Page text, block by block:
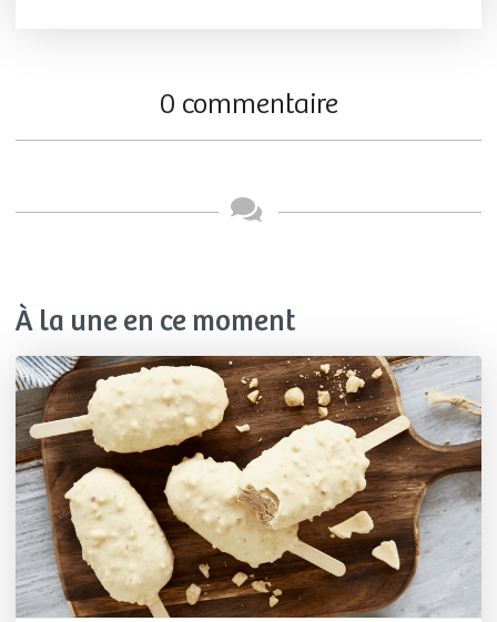
0 commentaire
À la une en ce moment